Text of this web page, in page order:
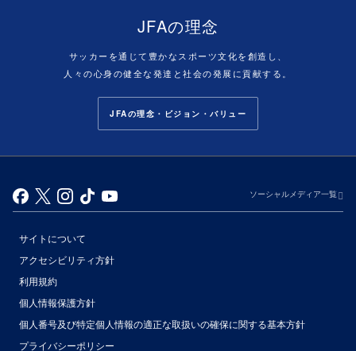
JFAの理念
サッカーを通じて豊かなスポーツ文化を創造し、
人々の心身の健全な発達と社会の発展に貢献する。
JFAの理念・ビジョン・バリュー
ソーシャルメディア一覧
サイトについて
アクセシビリティ方針
利用規約
個人情報保護方針
個人番号及び特定個人情報の適正な取扱いの確保に関する基本方針
プライバシーポリシー